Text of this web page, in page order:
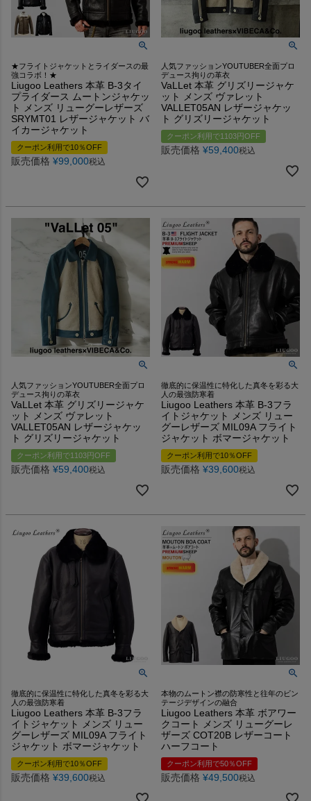
★フライトジャケットとライダースの最
強コラボ！★
Liugoo Leathers 本革 B-3タイ
プライダース ムートンジャケッ
ト メンズ リューグーレザーズ
SRYMT01 レザージャケット バ
イカージャケット
クーポン利用で10％OFF
販売価格 ¥99,000税込
人気ファッションYOUTUBER全面プロ
デュース拘りの革衣
VaLLet 本革 グリズリージャケ
ット メンズ ヴァレット
VALLET05AN レザージャケッ
ト グリズリージャケット
クーポン利用で1103円OFF
販売価格 ¥59,400税込
人気ファッションYOUTUBER全面プロ
デュース拘りの革衣
VaLLet 本革 グリズリージャケ
ット メンズ ヴァレット
VALLET05AN レザージャケッ
ト グリズリージャケット
クーポン利用で1103円OFF
販売価格 ¥59,400税込
徹底的に保温性に特化した真冬を彩る大
人の最強防寒着
Liugoo Leathers 本革 B-3フラ
イトジャケット メンズ リュー
グーレザーズ MIL09A フライト
ジャケット ボマージャケット
クーポン利用で10％OFF
販売価格 ¥39,600税込
徹底的に保温性に特化した真冬を彩る大
人の最強防寒着
Liugoo Leathers 本革 B-3フラ
イトジャケット メンズ リュー
グーレザーズ MIL09A フライト
ジャケット ボマージャケット
クーポン利用で10％OFF
販売価格 ¥39,600税込
本物のムートン襟の防寒性と往年のビン
テージデザインの融合
Liugoo Leathers 本革 ボアワー
クコート メンズ リューグーレ
ザーズ COT20B レザーコート
ハーフコート
クーポン利用で50％OFF
販売価格 ¥49,500税込